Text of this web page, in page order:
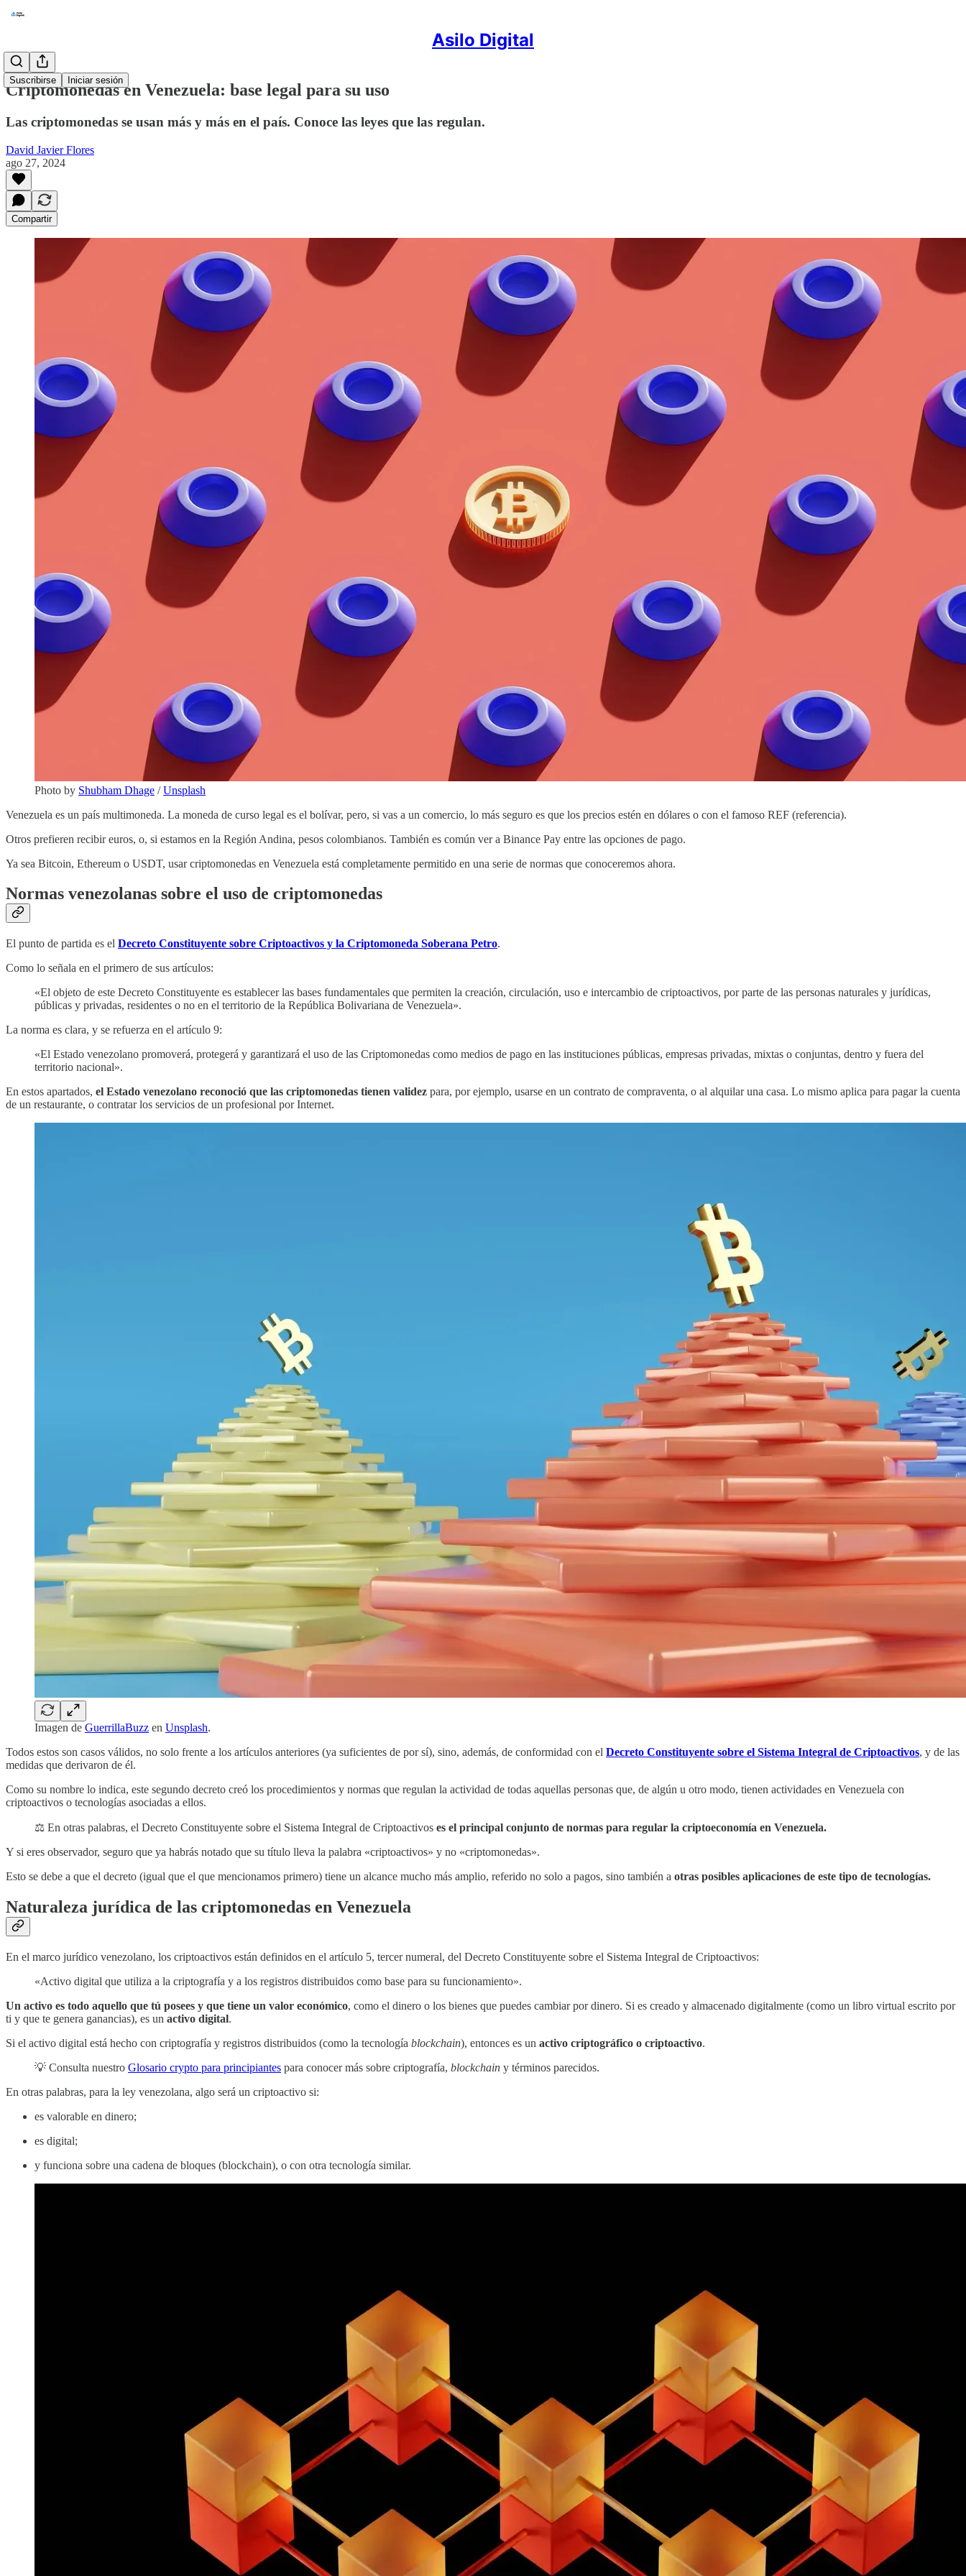
Asilo Digital
Suscribirse Iniciar sesión
Criptomonedas en Venezuela: base legal para su uso
Las criptomonedas se usan más y más en el país. Conoce las leyes que las regulan.
David Javier Flores
ago 27, 2024
Compartir
Photo by Shubham Dhage /Unsplash
Venezuela es un país multimoneda. La moneda de curso legal es el bolívar, pero, si vas a un comercio, lo más seguro es que los precios estén en dólares o con el famoso REF (referencia).
Otros prefieren recibir euros, o, si estamos en la Región Andina, pesos colombianos. También es común ver a Binance Pay entre las opciones de pago.
Ya sea Bitcoin, Ethereum o USDT, usar criptomonedas en Venezuela está completamente permitido en una serie de normas que conoceremos ahora.
Normas venezolanas sobre el uso de criptomonedas
El punto de partida es el Decreto Constituyente sobre Criptoactivos y la Criptomoneda Soberana Petro.
Como lo señala en el primero de sus artículos:
«El objeto de este Decreto Constituyente es establecer las bases fundamentales que permiten la creación, circulación, uso e intercambio de criptoactivos, por parte de las personas naturales y jurídicas,
públicas y privadas, residentes o no en el territorio de la República Bolivariana de Venezuela».
La norma es clara, y se refuerza en el artículo 9:
«El Estado venezolano promoverá, protegerá y garantizará el uso de las Criptomonedas como medios de pago en las instituciones públicas, empresas privadas, mixtas o conjuntas, dentro y fuera del
territorio nacional».
En estos apartados, el Estado venezolano reconoció que las criptomonedas tienen validez para, por ejemplo, usarse en un contrato de compraventa, o al alquilar una casa. Lo mismo aplica para pagar la cuenta
de un restaurante, o contratar los servicios de un profesional por Internet.
Imagen de GuerrillaBuzz en Unsplash.
Todos estos son casos válidos, no solo frente a los artículos anteriores (ya suficientes de por sí), sino, además, de conformidad con el Decreto Constituyente sobre el Sistema Integral de Criptoactivos, y de las
medidas que derivaron de él.
Como su nombre lo indica, este segundo decreto creó los procedimientos y normas que regulan la actividad de todas aquellas personas que, de algún u otro modo, tienen actividades en Venezuela con
criptoactivos o tecnologías asociadas a ellos.
⚖️ En otras palabras, el Decreto Constituyente sobre el Sistema Integral de Criptoactivos es el principal conjunto de normas para regular la criptoeconomía en Venezuela.
Y si eres observador, seguro que ya habrás notado que su título lleva la palabra «criptoactivos» y no «criptomonedas».
Esto se debe a que el decreto (igual que el que mencionamos primero) tiene un alcance mucho más amplio, referido no solo a pagos, sino también a otras posibles aplicaciones de este tipo de tecnologías.
Naturaleza jurídica de las criptomonedas en Venezuela
En el marco jurídico venezolano, los criptoactivos están definidos en el artículo 5, tercer numeral, del Decreto Constituyente sobre el Sistema Integral de Criptoactivos:
«Activo digital que utiliza a la criptografía y a los registros distribuidos como base para su funcionamiento».
Un activo es todo aquello que tú posees y que tiene un valor económico, como el dinero o los bienes que puedes cambiar por dinero. Si es creado y almacenado digitalmente (como un libro virtual escrito por
ti y que te genera ganancias), es un activo digital.
Si el activo digital está hecho con criptografía y registros distribuidos (como la tecnología blockchain), entonces es un activo criptográfico o criptoactivo.
💡 Consulta nuestro Glosario crypto para principiantes para conocer más sobre criptografía, blockchain y términos parecidos.
En otras palabras, para la ley venezolana, algo será un criptoactivo si:
es valorable en dinero;
es digital;
y funciona sobre una cadena de bloques (blockchain), o con otra tecnología similar.